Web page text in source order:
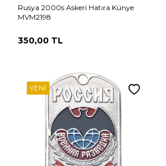
Rusya 2000s Askeri Hatıra Künye
MVM2198
350,00 TL
YENI